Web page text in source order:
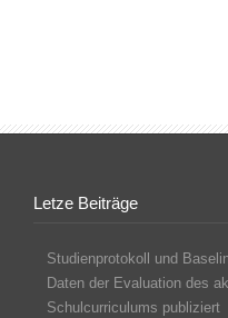
Letze Beiträge
Studienprotokoll und
Daten der Evaluation des
Schulcurriculums publiziert